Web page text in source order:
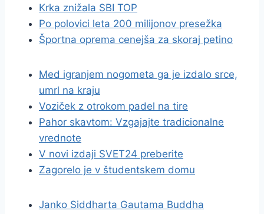
Krka znižala SBI TOP
Po polovici leta 200 milijonov presežka
Športna oprema cenejša za skoraj petino
Med igranjem nogometa ga je izdalo srce,
umrl na kraju
Voziček z otrokom padel na tire
Pahor skavtom: Vzgajajte tradicionalne
vrednote
V novi izdaji SVET24 preberite
Zagorelo je v študentskem domu
Janko Siddharta Gautama Buddha